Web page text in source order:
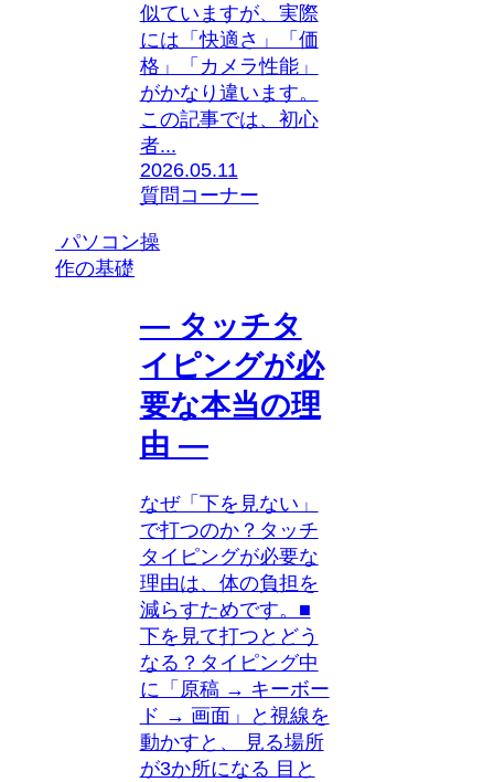
似ていますが、実際
には「快適さ」「価
格」「カメラ性能」
がかなり違います。
この記事では、初心
者...
2026.05.11
質問コーナー
パソコン操
作の基礎
― タッチタ
イピングが必
要な本当の理
由 ―
なぜ「下を見ない」
で打つのか？タッチ
タイピングが必要な
理由は、体の負担を
減らすためです。■
下を見て打つとどう
なる？タイピング中
に「原稿 → キーボー
ド → 画面」と視線を
動かすと、 見る場所
が3か所になる 目と